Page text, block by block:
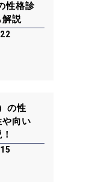
性格診
解説
の性
向い